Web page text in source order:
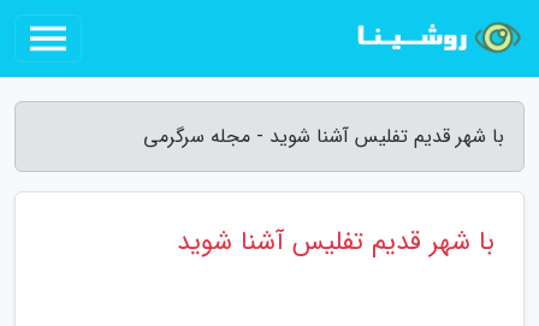
با شهر قدیم تفلیس آشنا شوید - مجله سرگرمی
با شهر قدیم تفلیس آشنا شوید